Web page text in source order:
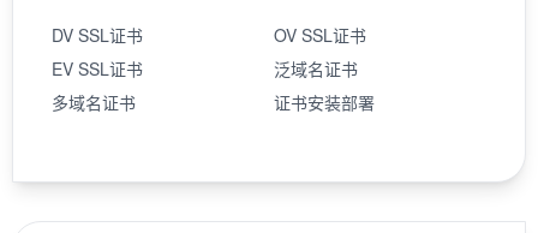
DV SSL证书
OV SSL证书
EV SSL证书
泛域名证书
多域名证书
证书安装部署